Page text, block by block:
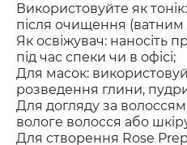
Використовуйте як тонік
після очищення
Як освіжувач: наносіть
під час спеки чи в офісі;
Для масок:
розведення глини,
Для догляду за волоссям
вологе волосся або
Для створення Rose